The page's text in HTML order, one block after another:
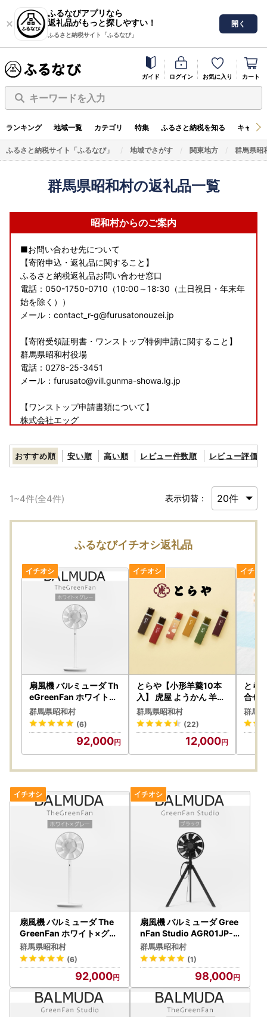
ふるなびアプリなら
返礼品がもっと探しやすい！
ふるさと納税サイト「ふるなび」
開く
ガイド ログイン お気に入り カート
キーワードを入力
ランキング 地域一覧 カテゴリ 特集 ふるさと納税を知る キャン
ふるさと納税サイト「ふるなび」 地域でさがす 関東地方 群馬県昭
群馬県昭和村の返礼品一覧
昭和村からのご案内
■お問い合わせ先について
【寄附申込・返礼品に関すること】
ふるさと納税返礼品お問い合わせ窓口
電話：050-1750-0710（10:00～18:30（土日祝日・年末年
始を除く））
メール：contact_r-g@furusatonouzei.jp
【寄附受領証明書・ワンストップ特例申請に関すること】
群馬県昭和村役場
電話：0278-25-3451
メール：furusato@vill.gunma-showa.lg.jp
【ワンストップ申請書類について】
株式会社エッグ
電話：0278-25-3451
入金確認後の寄附申込みのキャンセル、返礼品の変更・返品
はお受けできかねます。
おすすめ順 安い順 高い順 レビュー件数順 レビュー評価順
1~4件(全4件) 表示切替：
ふるなびイチオシ返礼品
扇風機 バルミューダ Th
eGreenFan ホワイト×
グレー
群馬県昭和村
(6)
92,000
とらや【小形羊羹10本
入】 虎屋 ようかん 羊羹
和菓子
群馬県昭和村
(22)
12,000
とら
合せ
羹 よ
群馬
扇風機 バルミューダ The
GreenFan ホワイト×グレ
ー
群馬県昭和村
(6)
92,000
扇風機 バルミューダ Gree
nFan Studio AGR01JP-B
K ブラック
群馬県昭和村
(1)
98,000